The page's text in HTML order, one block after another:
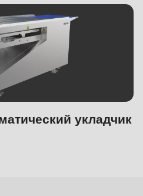
укладчик